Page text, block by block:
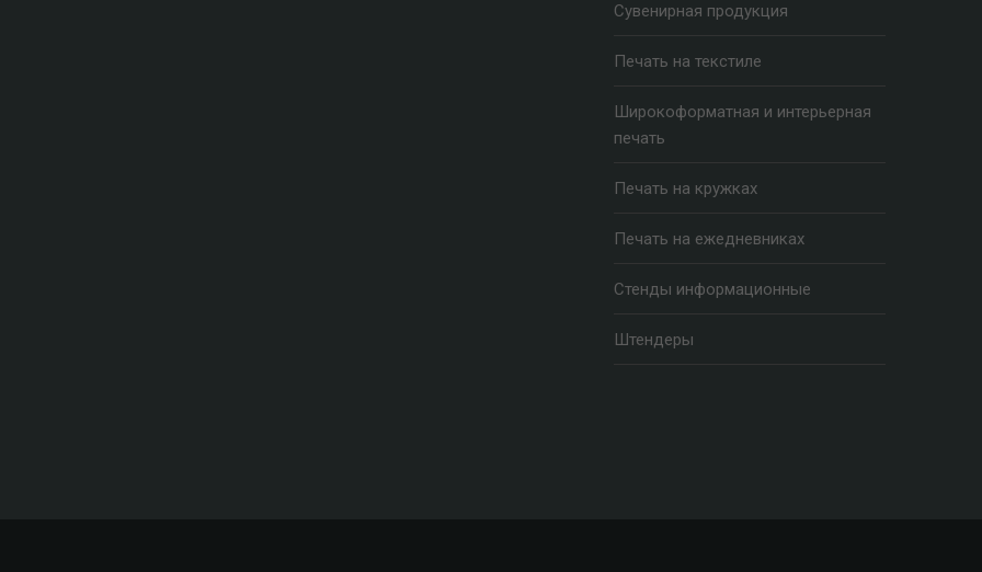
Сувенирная продукция
Печать на текстиле
Широкоформатная и интерьерная
печать
Печать на кружках
Печать на ежедневниках
Стенды информационные
Штендеры